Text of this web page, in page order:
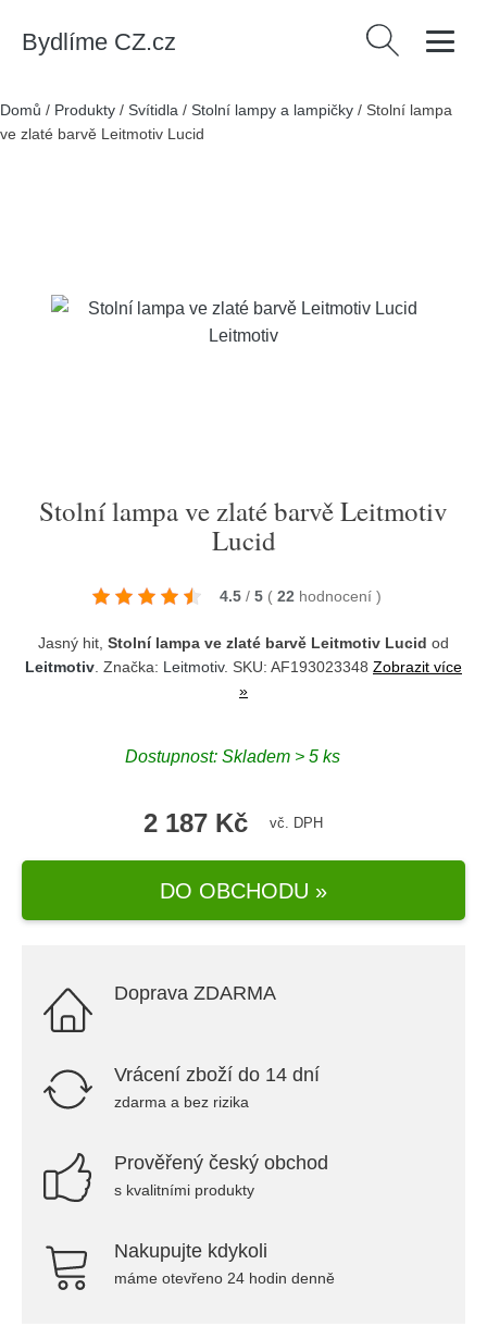
Bydlíme CZ.cz Vyhledávání
Domů / Produkty / Svítidla / Stolní lampy a lampičky / Stolní lampa
ve zlaté barvě Leitmotiv Lucid
Stolní lampa ve zlaté barvě Leitmotiv
Lucid
4.5 / 5 ( 22 hodnocení )
Jasný hit, Stolní lampa ve zlaté barvě Leitmotiv Lucid od
Leitmotiv . Značka: Leitmotiv. SKU: AF193023348 Zobrazit více
»
Dostupnost: Skladem > 5 ks
2 187 Kč vč. DPH
DO OBCHODU »
Doprava ZDARMA
Vrácení zboží do 14 dní
zdarma a bez rizika
Prověřený český obchod
s kvalitními produkty
Nakupujte kdykoli
máme otevřeno 24 hodin denně